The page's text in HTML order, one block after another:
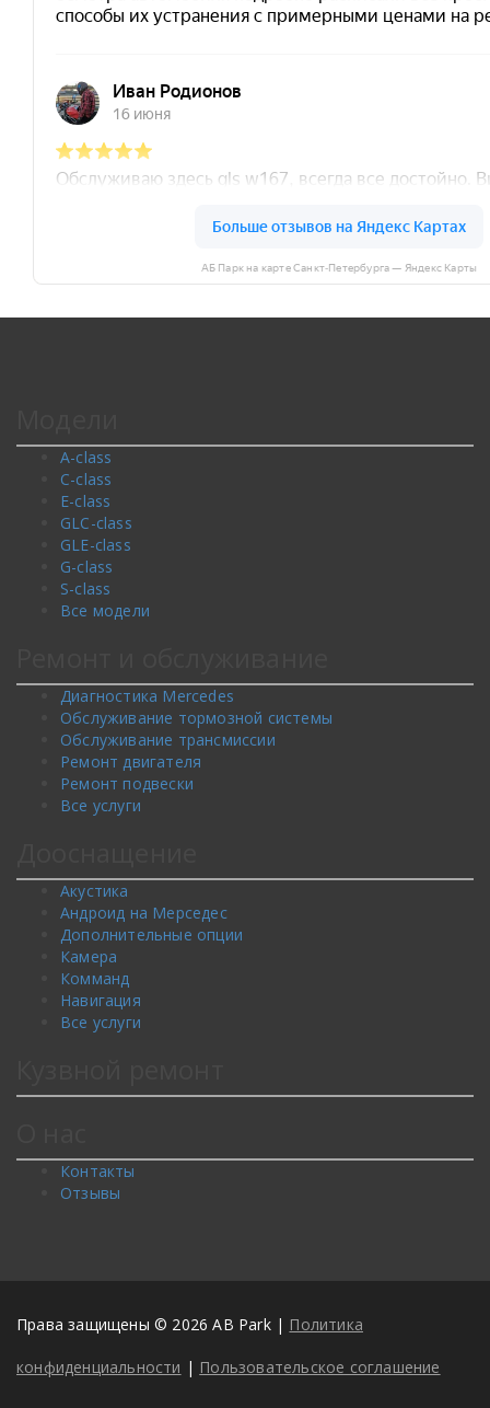
АБ Парк на карте Санкт‑Петербурга — Яндекс Карты
A-class
C-class
E-class
GLC-class
GLE-class
G-class
S-class
Все модели
Диагностика Mercedes
Обслуживание тормозной системы
Обслуживание трансмиссии
Ремонт двигателя
Ремонт подвески
Все услуги
Акустика
Андроид на Мерседес
Дополнительные опции
Камера
Комманд
Навигация
Все услуги
Контакты
Отзывы
Права защищены © 2026 AB Park | Политика
конфиденциальности | Пользовательское соглашение